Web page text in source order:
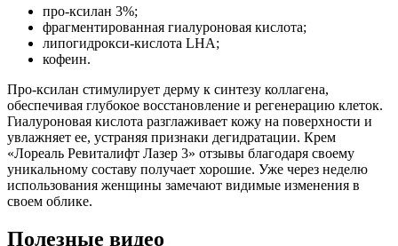
про-ксилан 3%;
фрагментированная гиалуроновая кислота;
липогидрокси-кислота LHA;
кофеин.
Про-ксилан стимулирует дерму к синтезу коллагена,
обеспечивая глубокое восстановление и регенерацию клеток.
Гиалуроновая кислота разглаживает кожу на поверхности и
увлажняет ее, устраняя признаки дегидратации. Крем
«Лореаль Ревиталифт Лазер 3» отзывы благодаря своему
уникальному составу получает хорошие. Уже через неделю
использования женщины замечают видимые изменения в
своем облике.
Полезные видео